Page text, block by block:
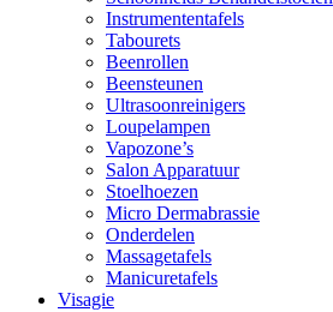
Instrumententafels
Tabourets
Beenrollen
Beensteunen
Ultrasoonreinigers
Loupelampen
Vapozone’s
Salon Apparatuur
Stoelhoezen
Micro Dermabrassie
Onderdelen
Massagetafels
Manicuretafels
Visagie